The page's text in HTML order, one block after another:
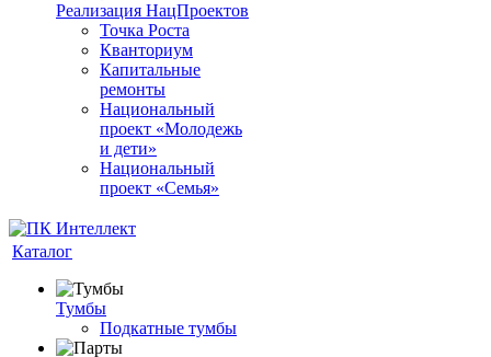
Реализация НацПроектов
Точка Роста
Кванториум
Капитальные
ремонты
Национальный
проект «Молодежь
и дети»
Национальный
проект «Семья»
Каталог
Тумбы
Подкатные тумбы